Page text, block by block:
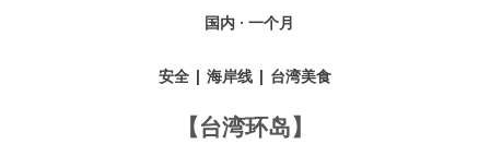
国内 · 一个月
安全 | 海岸线 | 台湾美食
【台湾环岛】